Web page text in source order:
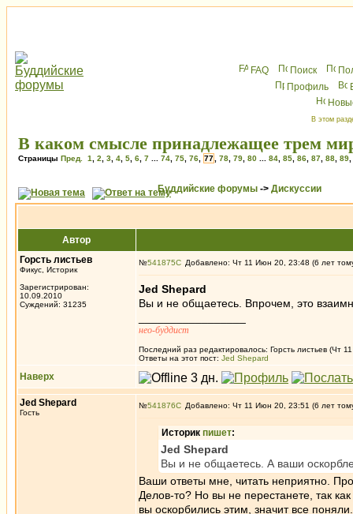
FAQ Поиск
Профиль
В этом
В каком смысле принадлежащее трем
Страницы Пред. 1 2 3 4 5 6 7 74 75 76 77 78 79 80 84 85 86 87 88 89
Буддийские форумы -> Дискуссии
Автор
Горсть листьев
Фикус, Историк
Зарегистрирован:
10.09.2010
Суждений: 31235
№541875 Добавлено: Чт 11 Июн 20, 23:48 (6 лет
Jed Shepard
Вы и не общаетесь. Впрочем, это
нео-буддист
Последний раз редактировалось: Горсть листьев (Чт
Ответы на этот пост: Jed Shepard
Наверх
Jed Shepard
Гость
№541876 Добавлено: Чт 11 Июн 20, 23:51 (6 лет
Историк пишет:
Jed Shepard
Вы и не общаетесь. А ваши
Ваши ответы мне, читать неприятно.
Делов-то? Но вы не перестанете, так
вы оскорбились этим, значит все поняли.